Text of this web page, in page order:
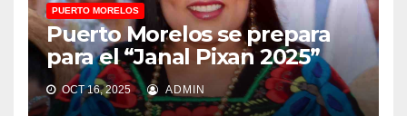
PUERTO MORELOS
Puerto Morelos se prepara
para el “Janal Pixan 2025”
OCT 16, 2025 ADMIN